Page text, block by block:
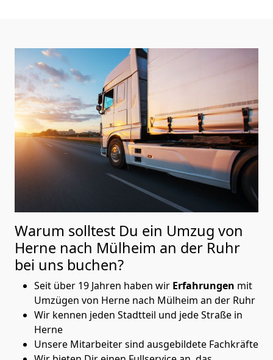
Warum solltest Du ein Umzug von
Herne nach Mülheim an der Ruhr
bei uns buchen?
Seit über 19 Jahren haben wir Erfahrungen mit
Umzügen von Herne nach Mülheim an der Ruhr
Wir kennen jeden Stadtteil und jede Straße in
Herne
Unsere Mitarbeiter sind ausgebildete Fachkräfte